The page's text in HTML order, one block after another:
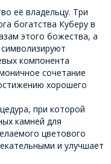
её владельцу. Три
богатства Куберу в
этого божества, а
компонента
сочетание
хорошего
при которой
камней для
цветового
и улучшает